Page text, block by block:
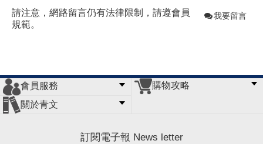
請注意，網路留言仍有法律限制，請遵會員
規範。
我要留言
會員服務
會員辦法
客服信箱
隱私條款
網站導覽
購物攻略
關於青文
訂閱電子報 News letter